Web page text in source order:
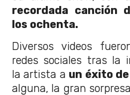
recordada canción
los ochenta.
Diversos videos
redes sociales tras la
la artista a un éxito de
alguna, la gran